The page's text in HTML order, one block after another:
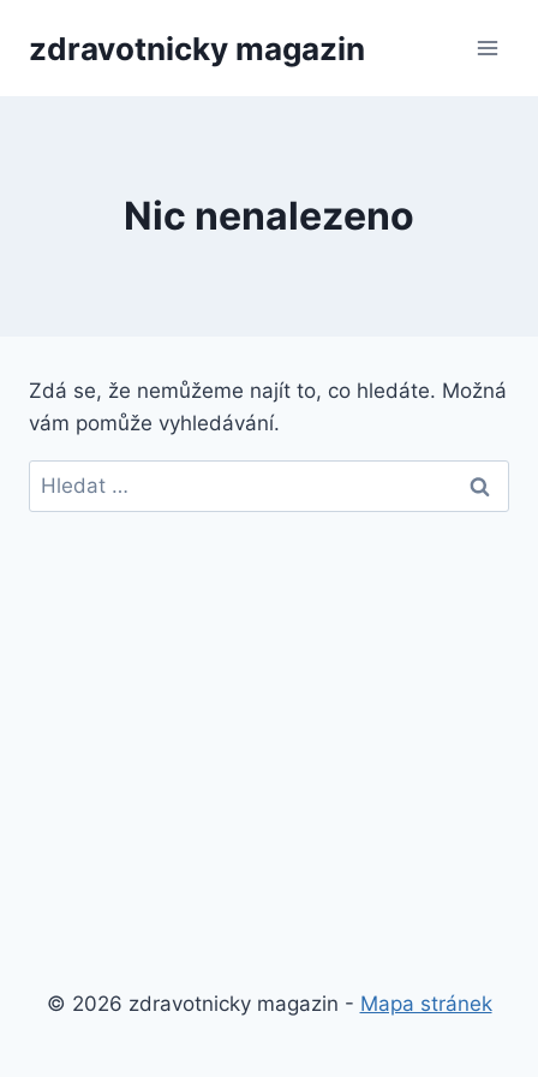
zdravotnicky magazin
Nic nenalezeno
Zdá se, že nemůžeme najít to, co hledáte. Možná
vám pomůže vyhledávání.
Vyhledávání
© 2026 zdravotnicky magazin - Mapa stránek